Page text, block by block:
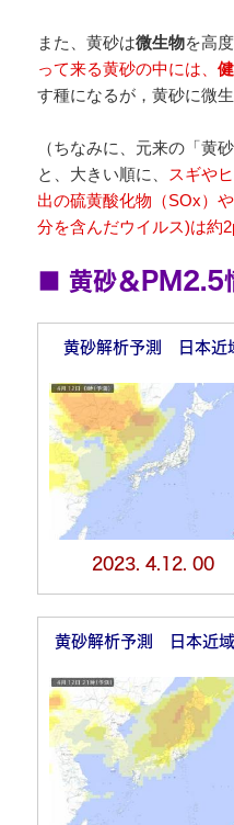
また、黄砂は微生物を高
って来る黄砂の中には、
す種になるが，黄砂に微
（ちなみに、元来の「黄
と、大きい順に、
スギや
出の硫黄酸化物（SOx）
分を含んだウイルス)は約
■ 黄砂＆PM2.5
黄砂解析予測 日本近
2023. 4.12. 00
黄砂解析予測 日本